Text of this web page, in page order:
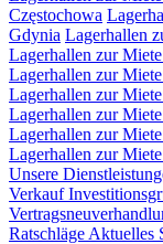
Częstochowa
Gdynia Lagerhallen
Lagerhallen zur
Lagerhallen zur
Lagerhallen zur
Lagerhallen zur
Lagerhallen zur
Lagerhallen zur
Unsere
Verkauf
Ratschläge Aktuelles